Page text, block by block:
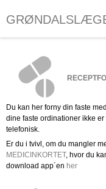
Du kan her forny din faste
dine faste ordinationer ikke
telefonisk.
Er du i tvivl, om du mangler
MEDICINKORTET, hvor du
download app´en her